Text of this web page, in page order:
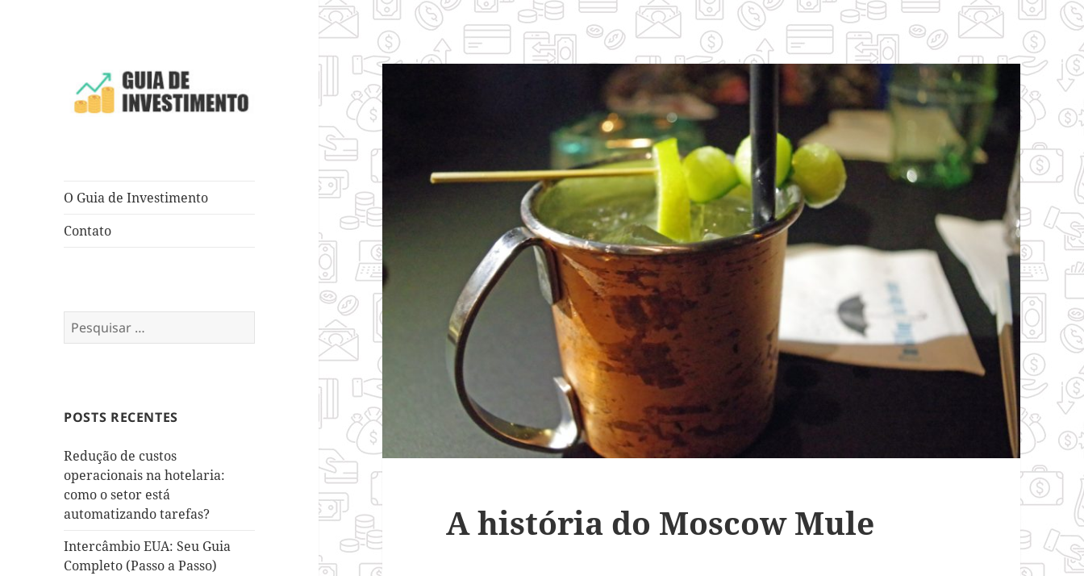
O Guia de Investimento
Contato
Pesquisar
por:
POSTS RECENTES
Redução de custos
operacionais na hotelaria:
como o setor está
automatizando tarefas?
Intercâmbio EUA: Seu Guia
Completo (Passo a Passo)
A história do Moscow Mule